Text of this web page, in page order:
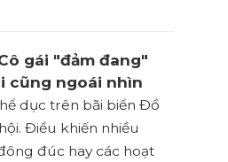
gái "đảm đang"
cũng ngoái nhìn
dục trên bãi biển Đồ
Điều khiến nhiều
đúc hay các hoạt